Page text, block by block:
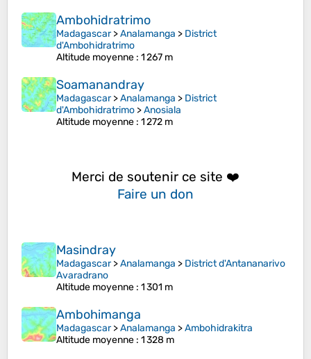
Ambohidratrimo
Madagascar>Analamanga > District
d'Ambohidratrimo
Altitude moyenne : 1 267 m
Soamanandray
Madagascar>Analamanga > District
d'Ambohidratrimo >Anosiala
Altitude moyenne : 1 272 m
Merci de soutenir ce site ❤️
Faire un don
Masindray
Madagascar>Analamanga > District d'Antananarivo
Avaradrano
Altitude moyenne : 1 301 m
Ambohimanga
Madagascar>Analamanga >Ambohidrakitra
Altitude moyenne : 1 328 m